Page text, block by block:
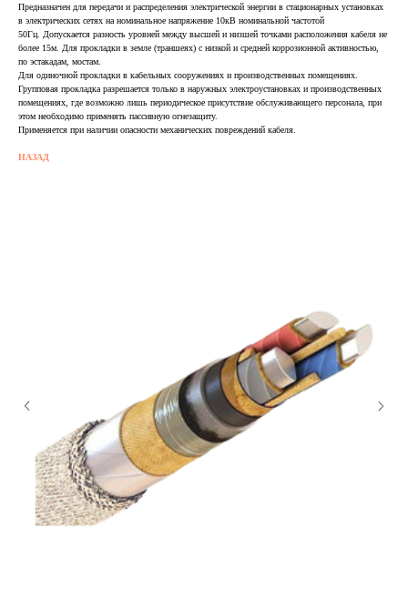
Предназначен для передачи и распределения электрической энергии в стационарных установках
в электрических сетях на номинальное напряжение 10кВ номинальной частотой
50Гц. Допускается разность уровней между высшей и низшей точками расположения кабеля не
более 15м. Для прокладки в земле (траншеях) с низкой и средней коррозионной активностью,
по эстакадам, мостам.
Для одиночной прокладки в кабельных сооружениях и производственных помещениях.
Групповая прокладка разрешается только в наружных электроустановках и производственных
помещениях, где возможно лишь периодическое присутствие обслуживающего персонала, при
этом необходимо применять пассивную огнезащиту.
Применяется при наличии опасности механических повреждений кабеля.
НАЗАД